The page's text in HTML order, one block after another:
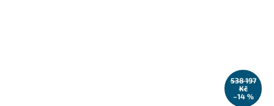
538 197
Kč
–14 %